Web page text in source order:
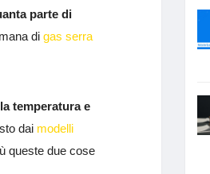
parte di
di gas serra
temperatura e
dai modelli
queste due cose